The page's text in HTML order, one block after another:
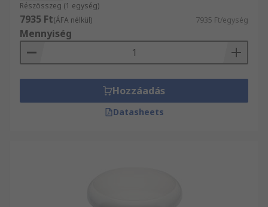
Részösszeg (1 egység)
7935 Ft(ÁFA nélkül) 7935 Ft/egység
Mennyiség
Hozzáadás
Datasheets